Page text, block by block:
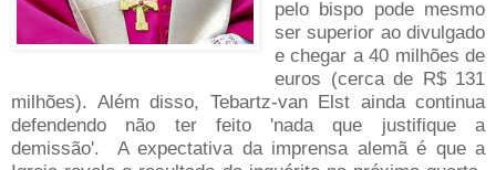
pelo bispo pode mesmo
ser superior ao divulgado
e chegar a 40 milhões de
euros (cerca de R$ 131
milhões). Além disso, Tebartz-van Elst ainda continua
defendendo não ter feito 'nada que justifique a
demissão'. A expectativa da imprensa alemã é que a